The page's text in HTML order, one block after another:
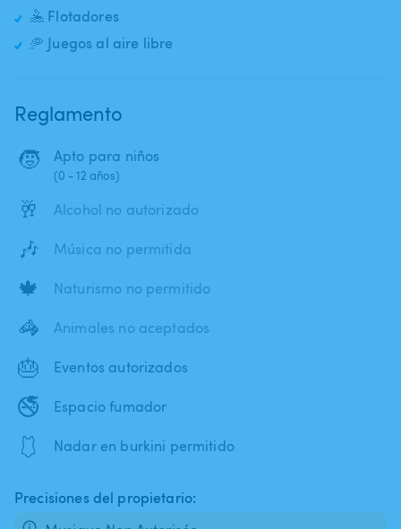
🤽 Flotadores
🥏 Juegos al aire libre
Reglamento
🧒 Apto para niños
(0 - 12 años)
🥂 Alcohol no autorizado
🎶 Música no permitida
🍁 Naturismo no permitido
🦓 Animales no aceptados
🎂 Eventos autorizados
🚭 Espacio fumador
🩱 Nadar en burkini permitido
Precisiones del propietario: